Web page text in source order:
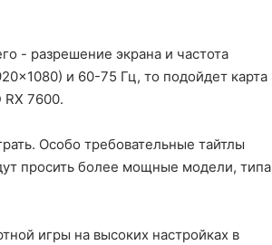
- разрешение экрана и частота
и 60-75 Гц, то подойдет карта
RX 7600.
Особо требовательные тайтлы
просить более мощные модели, типа
игры на высоких настройках в